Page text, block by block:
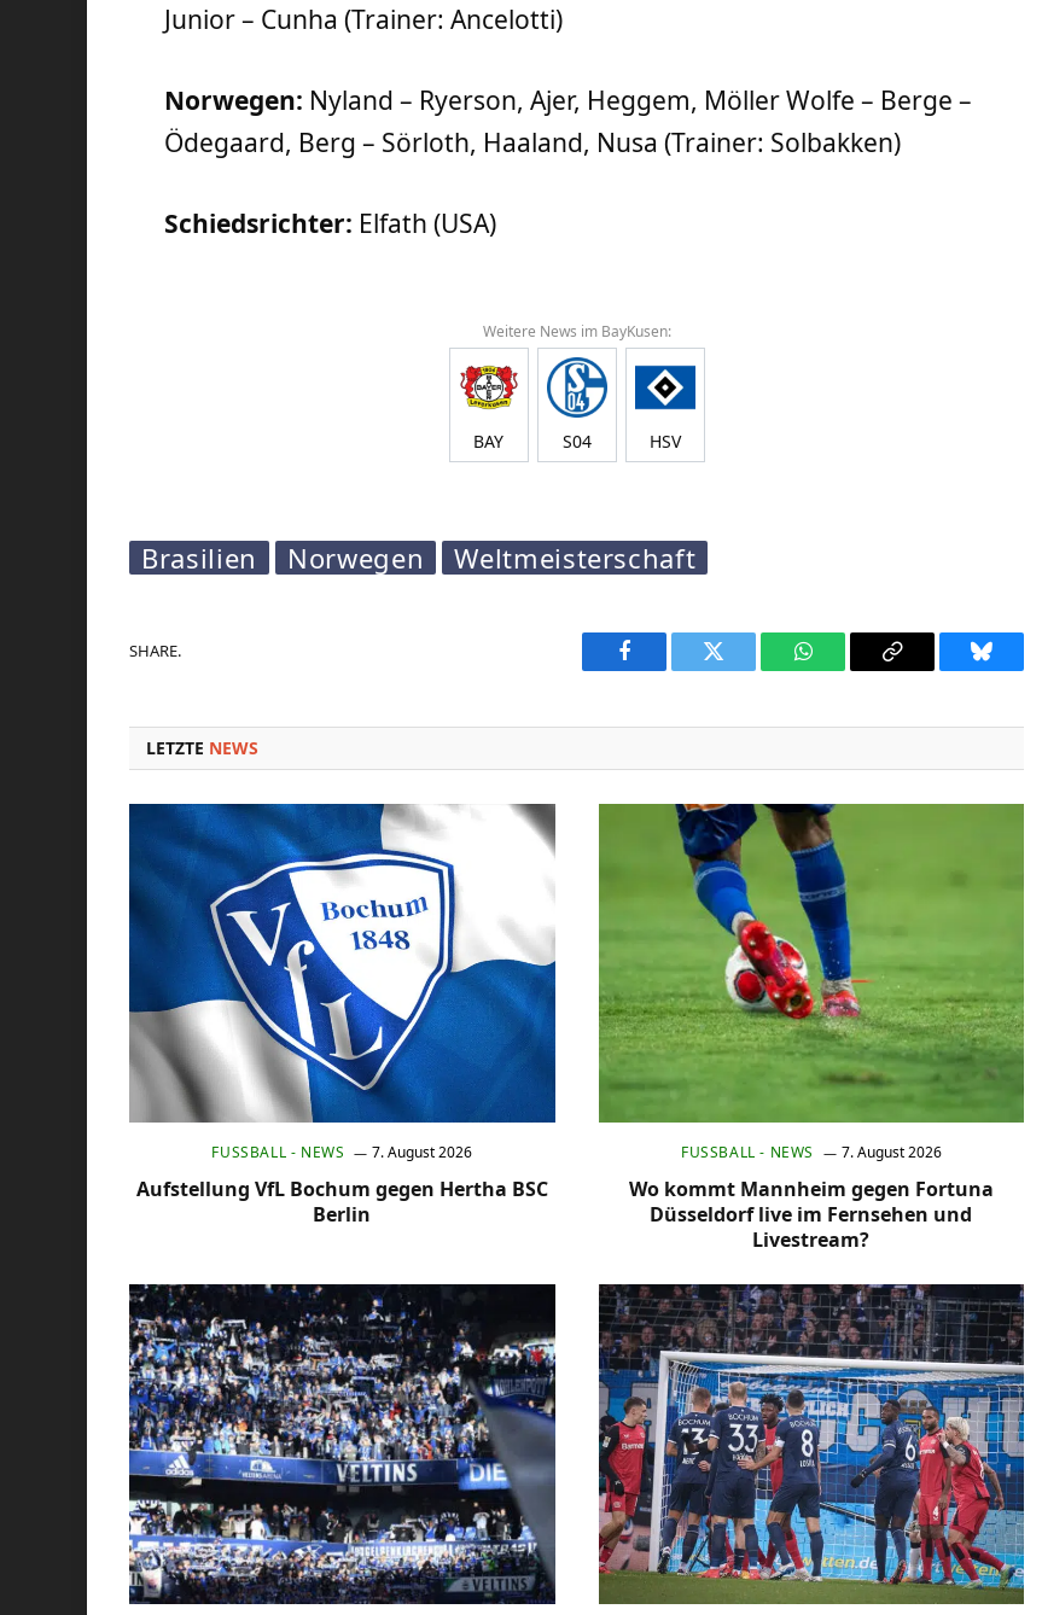
Junior – Cunha (Trainer: Ancelotti)
Norwegen: Nyland – Ryerson, Ajer, Heggem, Möller Wolfe – Berge –
Ödegaard, Berg – Sörloth, Haaland, Nusa (Trainer: Solbakken)
Schiedsrichter: Elfath (USA)
Weitere News im BayKusen:
BAY S04 HSV
Brasilien Norwegen Weltmeisterschaft
SHARE.
Facebook Twitter WhatsAppCopy
Bluesky
LETZTE NEWS
FUSSBALL - NEWS 7. August 2026
Aufstellung VfL Bochum gegen Hertha BSC
Berlin
FUSSBALL - NEWS 7. August 2026
Wo kommt Mannheim gegen Fortuna
Düsseldorf live im Fernsehen und
Livestream?